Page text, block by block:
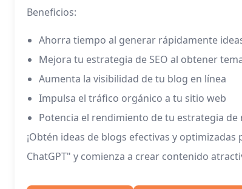
Beneficios:
Ahorra tiempo al generar rápidamente
Mejora tu estrategia de SEO al obtener
Aumenta la visibilidad de tu blog en línea
Impulsa el tráfico orgánico a tu sitio web
Potencia el rendimiento de tu estrategia
¡Obtén ideas de blogs efectivas y
ChatGPT" y comienza a crear contenido